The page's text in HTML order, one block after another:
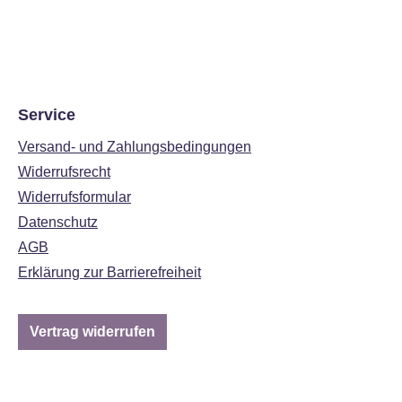
Service
Versand- und Zahlungsbedingungen
Widerrufsrecht
Widerrufsformular
Datenschutz
AGB
Erklärung zur Barrierefreiheit
Vertrag widerrufen